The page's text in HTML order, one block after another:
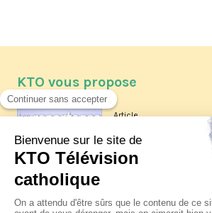
KTO vous propose
Article
Les reportages d'été
La visite pastorale
XIV à Assise à